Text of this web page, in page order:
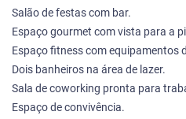
Salão de festas com bar.
Espaço gourmet com vista para a
Espaço fitness com equipamentos
Dois banheiros na área de lazer.
Sala de coworking pronta para
Espaço de convivência.